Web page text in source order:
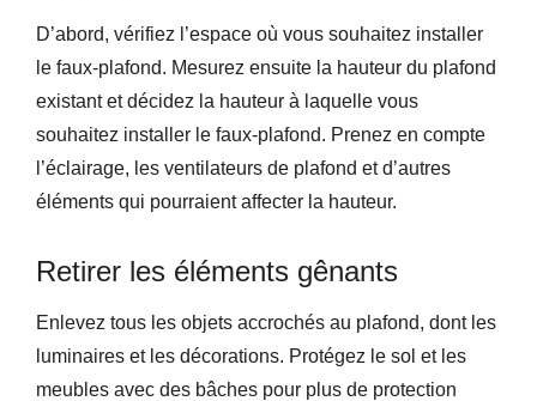
D’abord, vérifiez l’espace où vous souhaitez installer
le faux-plafond. Mesurez ensuite la hauteur du plafond
existant et décidez la hauteur à laquelle vous
souhaitez installer le faux-plafond. Prenez en compte
l’éclairage, les ventilateurs de plafond et d’autres
éléments qui pourraient affecter la hauteur.
Retirer les éléments gênants
Enlevez tous les objets accrochés au plafond, dont les
luminaires et les décorations. Protégez le sol et les
meubles avec des bâches pour plus de protection